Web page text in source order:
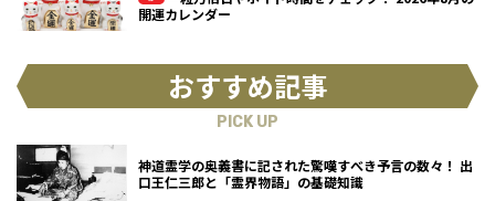
開運カレンダー
おすすめ記事
PICK UP
神道霊学の奥義書に記された驚嘆すべき予言の数々！ 出
口王仁三郎と「霊界物語」の基礎知識